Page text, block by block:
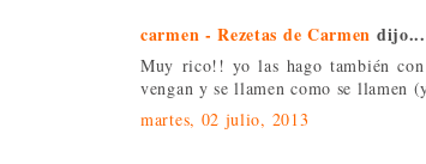
carmen - Rezetas de Carmen dijo...
Muy rico!! yo las hago también
vengan y se llamen como se llamen
martes, 02 julio, 2013